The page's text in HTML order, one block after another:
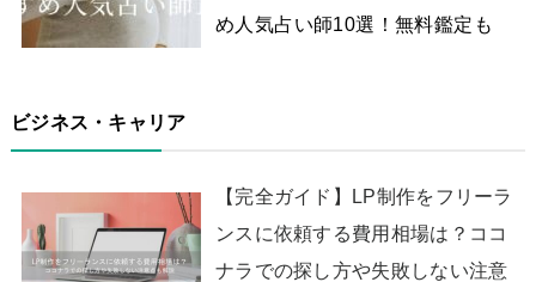
め人気占い師10選！無料鑑定も
ビジネス・キャリア
【完全ガイド】LP制作をフリーラ
ンスに依頼する費用相場は？ココ
ナラでの探し方や失敗しない注意